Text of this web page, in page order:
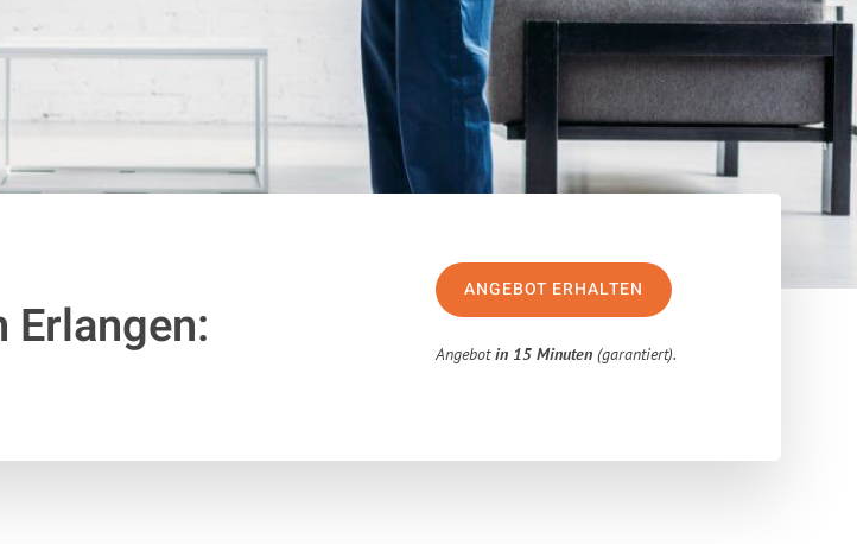
Erlangen:
ANGEBOT ERHALTEN
Angebotin 15 Minuten (garantiert).